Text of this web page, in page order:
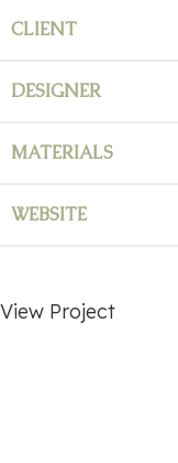
CLIENT
DESIGNER
MATERIALS
WEBSITE
View Project